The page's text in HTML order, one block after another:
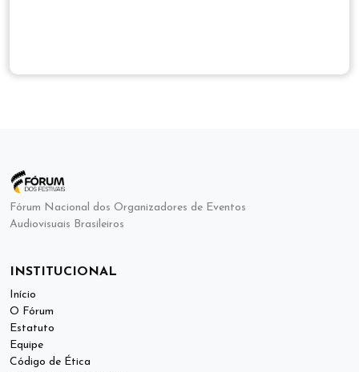
Fórum Nacional dos Organizadores de Eventos
Audiovisuais Brasileiros
INSTITUCIONAL
Início
O Fórum
Estatuto
Equipe
Código de Ética